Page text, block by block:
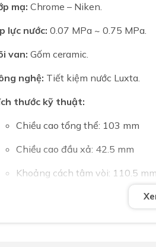
mạ: Chrome – Niken.
lực nước: 0.07 MPa ~ 0.75 MPa.
van: Gốm ceramic.
nghệ: Tiết kiệm nước Luxta.
thước kỹ thuật:
Chiều cao tổng thể: 103 mm
Chiều cao đầu xả: 42.5 mm
Khoảng cách tâm vòi: 110.5 mm
Lỗ lắp đặt: Ø22 mm | Chuẩn
chú:Thân lớn, tay gật gù.